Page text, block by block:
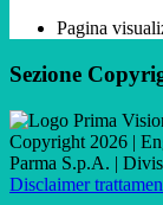
Pagina
Sezione
Copyright 2026 |
Parma S.p.A. |
Disclaimer